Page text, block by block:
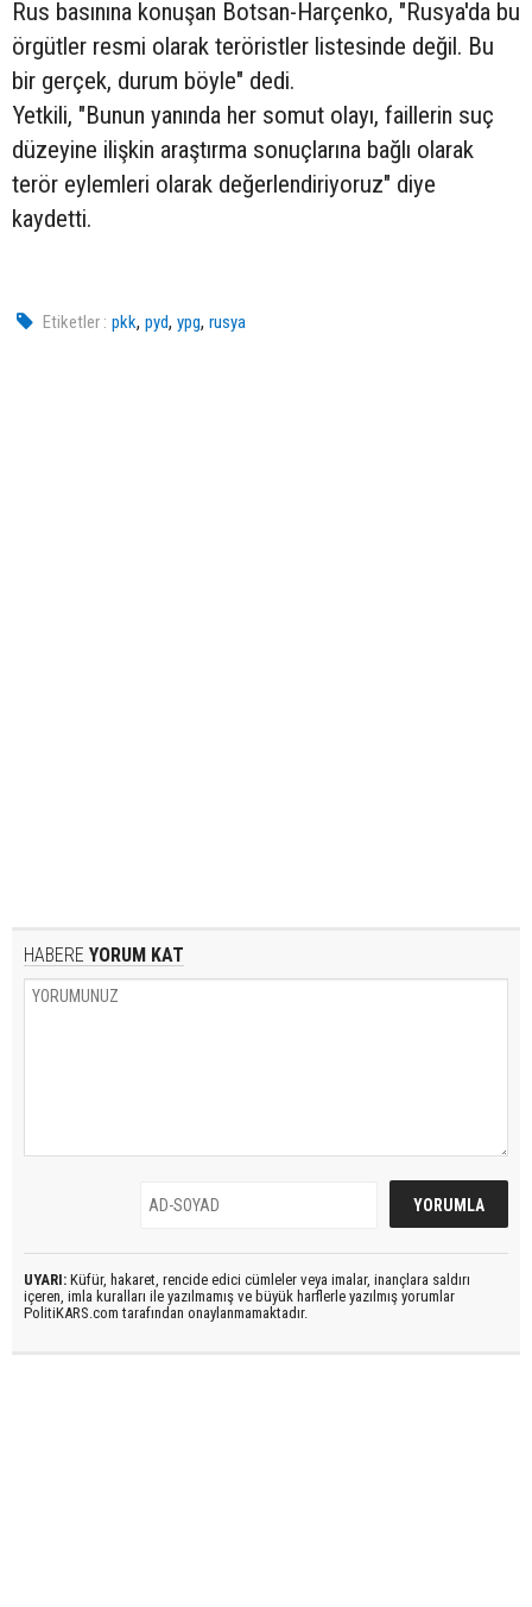
Rus basınına konuşan Botsan-Harçenko, "Rusya'da bu
örgütler resmi olarak teröristler listesinde değil. Bu
bir gerçek, durum böyle" dedi.
Yetkili, "Bunun yanında her somut olayı, faillerin suç
düzeyine ilişkin araştırma sonuçlarına bağlı olarak
terör eylemleri olarak değerlendiriyoruz" diye
kaydetti.
Etiketler : pkk,pyd,ypg,rusya
HABERE YORUM KAT
UYARI: Küfür, hakaret, rencide edici cümleler veya imalar, inançlara saldırı
içeren, imla kuralları ile yazılmamış ve büyük harflerle yazılmış yorumlar
PolitiKARS.com tarafından onaylanmamaktadır.